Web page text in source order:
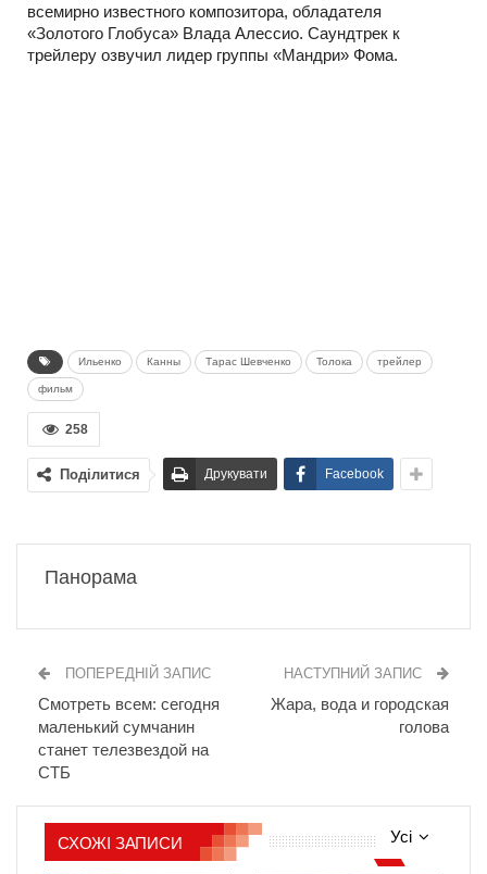
всемирно известного композитора, обладателя
«Золотого Глобуса» Влада Алессио. Саундтрек к
трейлеру озвучил лидер группы «Мандри» Фома.
Ильенко Канны Тарас Шевченко Толока трейлер
фильм
258
Поділитися Друкувати Facebook
Панорама
ПОПЕРЕДНІЙ ЗАПИС
Смотреть всем: сегодня
маленький сумчанин
станет телезвездой на
СТБ
НАСТУПНИЙ ЗАПИС
Жара, вода и городская
голова
Усі
СХОЖІ ЗАПИСИ